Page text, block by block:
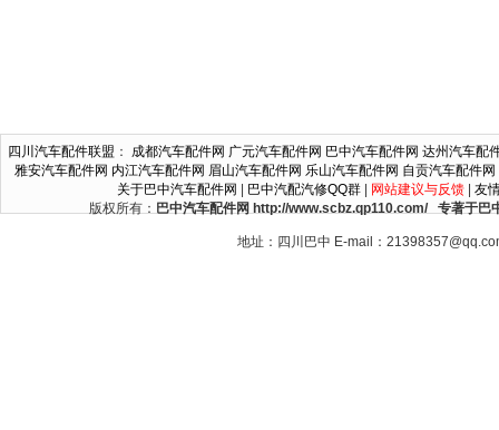
四川汽车配件联盟 ： 成都汽车配件网 广元汽车配件网 巴中汽车配件网 达州汽车配
雅安汽车配件网 内江汽车配件网 眉山汽车配件网 乐山汽车配件网 自贡汽车配件网
关于巴中汽车配件网
巴中汽配汽修QQ群| 网站建议与反馈| 友
版权所有： 巴中汽车配件网 http://www.scbz.qp110.com/ 专著于巴
地址：四川巴中 E-mail：